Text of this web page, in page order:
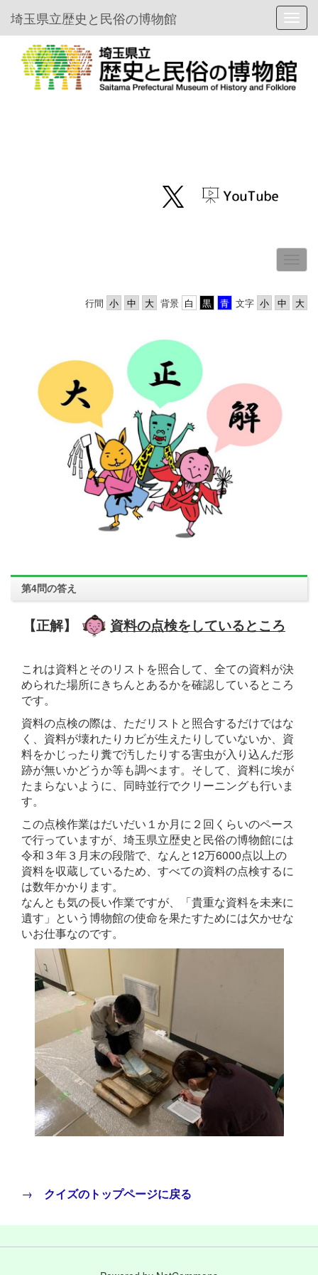
埼玉県立歴史と民俗の博物館
文字
背景
行間
第4問の答え
【正解】 資料の点検をしているところ
これは資料とそのリストを照合して、全ての資料が決
められた場所にきちんとあるかを確認しているところ
です。
資料の点検の際は、ただリストと照合するだけではな
く、資料が壊れたりカビが生えたりしていないか、資
料をかじったり糞で汚したりする害虫が入り込んだ形
跡が無いかどうか等も調べます。そして、資料に埃が
たまらないように、同時並行でクリーニングも行いま
す。
この点検作業はだいだい１か月に２回くらいのペース
で行っていますが、埼玉県立歴史と民俗の博物館には
令和３年３月末の段階で、なんと12万6000点以上の
資料を収蔵しているため、すべての資料の点検するに
は数年かかります。
なんとも気の長い作業ですが、「貴重な資料を未来に
遺す」という博物館の使命を果たすためには欠かせな
いお仕事なのです。
→ クイズのトップページに戻る